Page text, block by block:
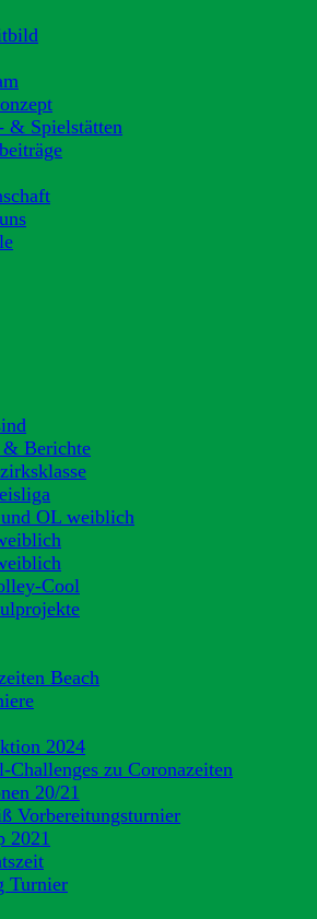
& Spielstätten
& Berichte
OL weiblich
Cool
Beach
2024
Challenges zu Coronazeiten
20/21
Vorbereitungsturnier
2021
Turnier